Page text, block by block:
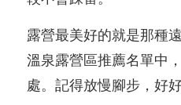
露營最美好的就是那種
溫泉露營區推薦名單中
處。記得放慢腳步，好